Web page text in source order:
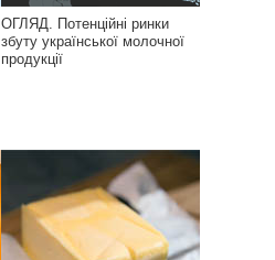
ОГЛЯД. Потенційні ринки
збуту української молочної
продукції